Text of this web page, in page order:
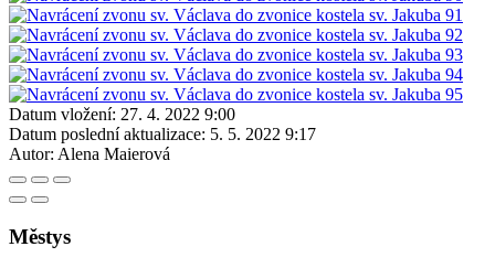
Datum vložení: 27. 4. 2022 9:00
Datum poslední aktualizace: 5. 5. 2022 9:17
Autor: Alena Maierová
Městys